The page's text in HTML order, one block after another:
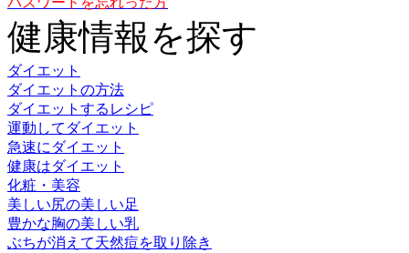
健康情報を探す
ダイエット
ダイエットの方法
ダイエットするレシピ
運動してダイエット
急速にダイエット
健康はダイエット
化粧・美容
美しい尻の美しい足
豊かな胸の美しい乳
ぶちが消えて天然痘を取り除き